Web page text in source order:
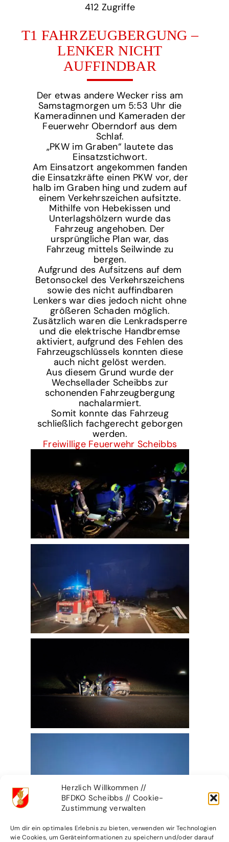
Herzlich Willkommen //
BFDKO Scheibbs // Cookie-
Zustimmung verwalten
Um dir ein optimales Erlebnis zu bieten, verwenden wir Technologien
wie Cookies, um Geräteinformationen zu speichern und/oder darauf
412‏‏‎ ‎Zugriffe
T1 FAHRZEUGBERGUNG –
LENKER NICHT
AUFFINDBAR
Der etwas andere Wecker riss am
Samstagmorgen um 5:53 Uhr die
Kameradinnen und Kameraden der
Feuerwehr Oberndorf aus dem
Schlaf.
„PKW im Graben“ lautete das
Einsatzstichwort.
Am Einsatzort angekommen fanden
die Einsatzkräfte einen PKW vor, der
halb im Graben hing und zudem auf
einem Verkehrszeichen aufsitzte.
Mithilfe von Hebekissen und
Unterlagshölzern wurde das
Fahrzeug angehoben. Der
ursprüngliche Plan war, das
Fahrzeug mittels Seilwinde zu
bergen.
Aufgrund des Aufsitzens auf dem
Betonsockel des Verkehrszeichens
sowie des nicht auffindbaren
Lenkers war dies jedoch nicht ohne
größeren Schaden möglich.
Zusätzlich waren die Lenkradsperre
und die elektrische Handbremse
aktiviert, aufgrund des Fehlen des
Fahrzeugschlüssels konnten diese
auch nicht gelöst werden.
Aus diesem Grund wurde der
Wechsellader Scheibbs zur
schonenden Fahrzeugbergung
nachalarmiert.
Somit konnte das Fahrzeug
schließlich fachgerecht geborgen
werden.
Freiwillige Feuerwehr Scheibbs